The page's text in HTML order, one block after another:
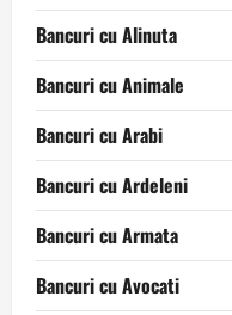
Bancuri cu Alinuta
Bancuri cu Animale
Bancuri cu Arabi
Bancuri cu Ardeleni
Bancuri cu Armata
Bancuri cu Avocati